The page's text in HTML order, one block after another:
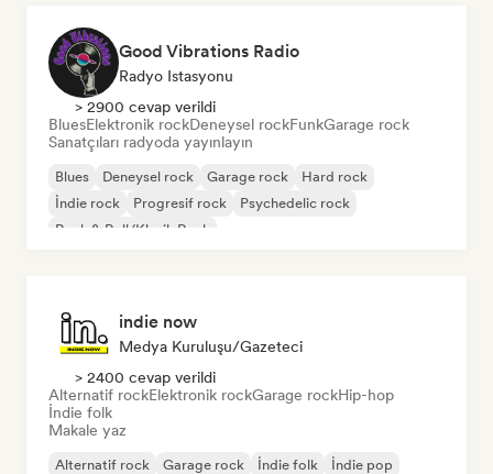
Good Vibrations Radio
Radyo Istasyonu
> 2900 cevap verildi
BluesElektronik rockDeneysel rockFunkGarage rock
Sanatçıları radyoda yayınlayın
Blues Deneysel rock Garage rock
Hard rock
İndie rock
Progresif rock
Psychedelic rock
Rock & Roll/Klasik Rock
indie now
Medya Kuruluşu/Gazeteci
> 2400 cevap verildi
Alternatif rockElektronik rockGarage rockHip-hop
İndie folk
Makale yaz
Alternatif rock Garage rock İndie folk
İndie pop